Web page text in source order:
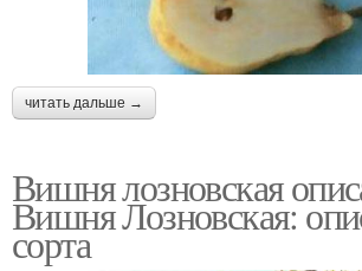
читать дальше →
Вишня лозновская
Вишня Лозновская:
сорта